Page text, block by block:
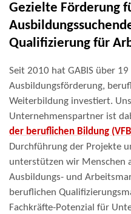
Gezielte Förderung
Qualifizierung für
Seit 2010 hat GABIS über
Ausbildungsförderung,
Weiterbildung investiert.
Unternehmenspartner ist
der beruflichen Bildung
Durchführung der Projekte
unterstützen wir Menschen
Ausbildungs- und
beruflichen
Fachkräfte-Potenzial für